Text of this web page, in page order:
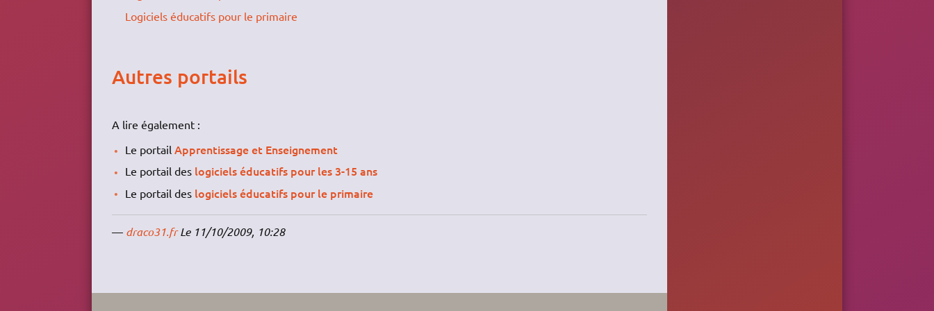
Logiciels éducatifs pour le primaire
Autres portails
A lire également :
Le portail Apprentissage et Enseignement
Le portail des logiciels éducatifs pour les 3-15 ans
Le portail des logiciels éducatifs pour le primaire
— draco31.frLe 11/10/2009, 10:28